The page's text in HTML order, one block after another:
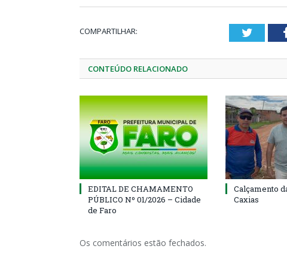
COMPARTILHAR: Twitter
CONTEÚDO RELACIONADO
EDITAL DE CHAMAMENTO
PÚBLICO Nº 01/2026 – Cidade
de Faro
Calçamento
Caxias
Os comentários estão fechados.